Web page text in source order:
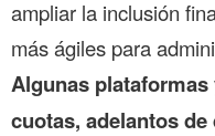
ampliar la inclusión
más ágiles para
Algunas
cuotas, adelantos